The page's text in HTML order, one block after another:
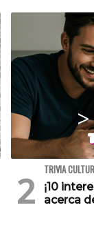
TRIVIA
¡10
acerca